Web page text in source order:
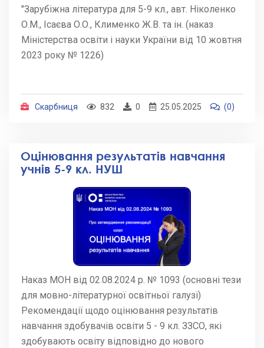
"Зарубіжна література для 5-9 кл., авт. Ніколенко
О.М., Ісаєва О.О., Клименко Ж.В. та ін. (наказ
Міністерства освіти і науки України від 10 жовтня
2023 року № 1226)
Скарбниця 832 0 25.05.2025 (0)
Оцінювання результатів навчання
учнів 5-9 кл. НУШ
Наказ МОН від 02.08.2024 р. № 1093 (основні тези
для мовно-літературної освітньої галузі)
Рекомендації щодо оцінювання результатів
навчання здобувачів освіти 5 - 9 кл. ЗЗСО, які
здобувають освіту відповідно до нового